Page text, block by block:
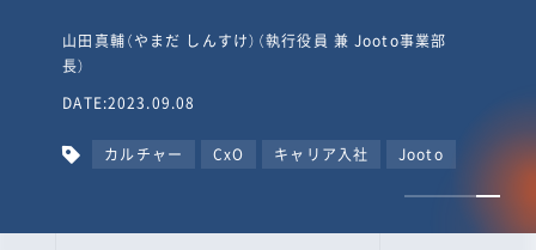
山田真輔（やまだ しんすけ）（執行役員 兼 Jooto事業部
長）
DATE:2023.09.08
カルチャー CxO キャリア入社 Jooto